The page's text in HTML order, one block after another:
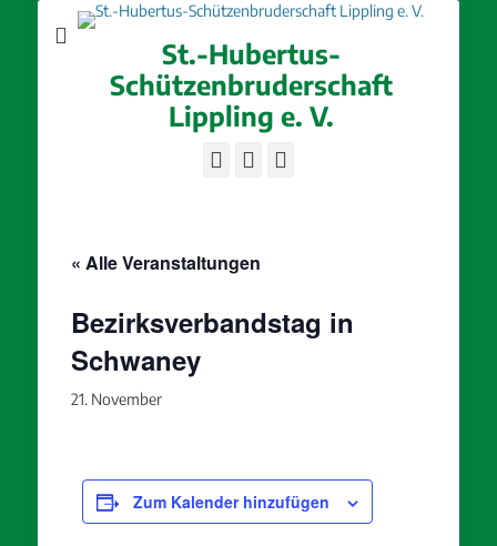
St.-Hubertus-
Schützenbruderschaft
Lippling e. V.
Facebook
« Alle Veranstaltungen
Bezirksverbandstag in
Schwaney
21. November
Zum Kalender hinzufügen